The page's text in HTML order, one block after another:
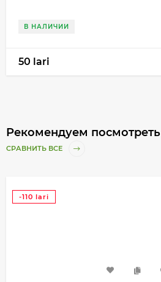
В НАЛИЧИИ
50 lari
Рекомендуем посмотреть
СРАВНИТЬ ВСЕ
-110 lari